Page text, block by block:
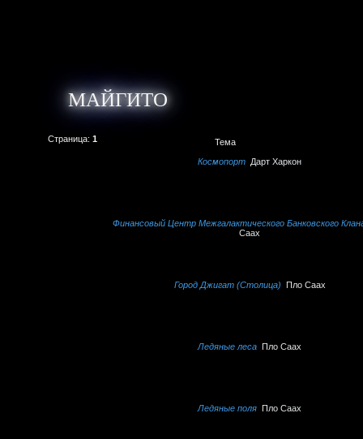
МАЙГИТО
Страница: 1
Тема
Космопорт Дарт Харкон
Финансовый Центр Межгалактического Банковского
Саах
Город Джигат (Столица) Пло Саах
Ледяные леса Пло Саах
Ледяные поля Пло Саах